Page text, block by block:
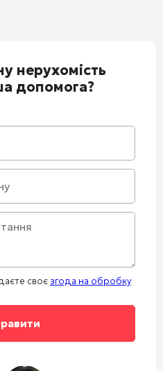
нерухомість
допомога?
своє згода на обробку